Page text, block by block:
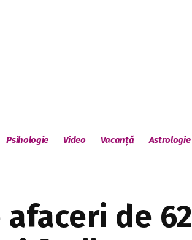
Psihologie Video Vacanță Astrologie
de 62